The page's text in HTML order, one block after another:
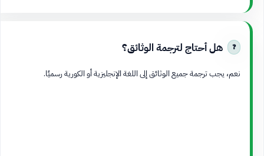
هل أحتاج لترجمة الوثائق؟
نعم، يجب ترجمة جميع الوثائق إلى اللغة الإنجليزية أو الكورية رسميًا.